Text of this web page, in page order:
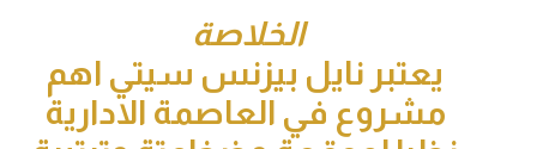
الخلاصة
يعتبر نايل بيزنس سيتي اهم
مشروع في العاصمة الادارية